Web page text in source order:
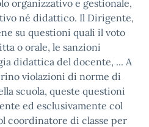
organizzativo e gestionale,
né didattico. Il Dirigente,
su questioni quali il voto
o orale, le sanzioni
didattica del docente, ... A
violazioni di norme di
scuola, queste questioni
ed esclusivamente col
coordinatore di classe per